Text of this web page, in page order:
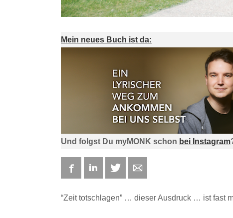
Mein neues Buch ist da:
Und folgst Du myMONK schon bei Instagram
FacebookLinkedIn Twitter
“Zeit totschlagen” … dieser Ausdruck … ist fast